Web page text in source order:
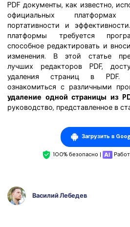
PDF документы, как известно,
официальных
портативности и
платформы требуется
способное редактировать и
изменения. В этой статье
лучших редакторов PDF,
удаления страниц в PDF.
ознакомиться с различными
удаление одной страницы из
руководство, представленное в
Загрузить в
100% безопасно |
Василий Лебедев